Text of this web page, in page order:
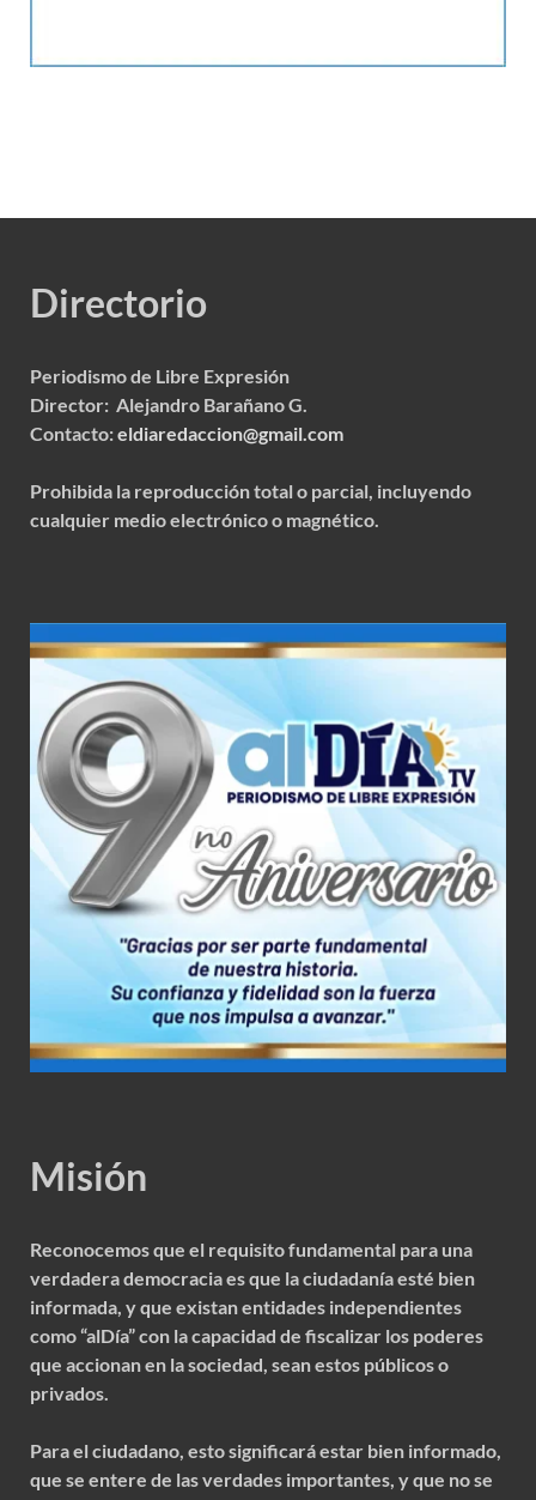
Directorio
Periodismo de Libre Expresión
Director: Alejandro Barañano G.
Contacto:eldiaredaccion@gmail.com
Prohibida la reproducción total o parcial, incluyendo
cualquier medio electrónico o magnético.
Misión
Reconocemos que el requisito fundamental para una
verdadera democracia es que la ciudadanía esté bien
informada, y que existan entidades independientes
como “alDía” con la capacidad de fiscalizar los poderes
que accionan en la sociedad, sean estos públicos o
privados.
Para el ciudadano, esto significará estar bien informado,
que se entere de las verdades importantes, y que no se